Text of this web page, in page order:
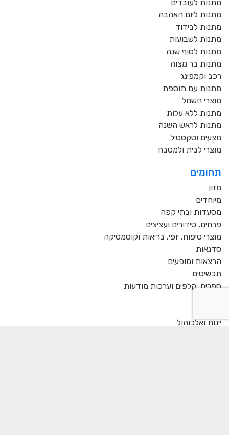
מתנות לעובדים
מתנות ליום האהבה
מתנות לבידוד
מתנות לשבועות
מתנות לסוף שנה
מתנות בר מצוה
רכב וקמפינג
מתנות עם תוספת
מוצרי חשמל
מתנות ללא עלות
מתנות לראש השנה
מצעים וטקסטיל
מוצרי לבית ולמטבח
תחומים
מזון
מיוחדים
מסעדות ובתי קפה
פרחים, סידורים ועציצים
מוצרי טיפוח, יופי, בריאות וקוסמטיקה
סדנאות
הרצאות ומופעים
תכשיטים
ספרים, קלפים וערכות מודעות
יינות ואלכוהול